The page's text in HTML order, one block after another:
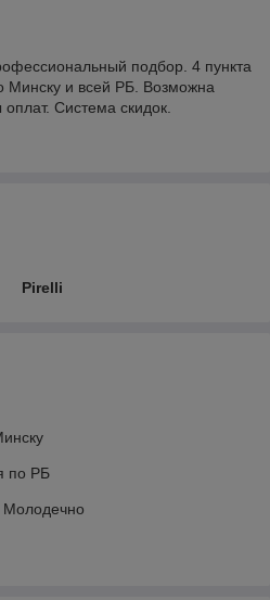
подбор. 4 пункта
Минску и всей РБ. Возможна
Система скидок.
Pirelli
по РБ
Молодечно